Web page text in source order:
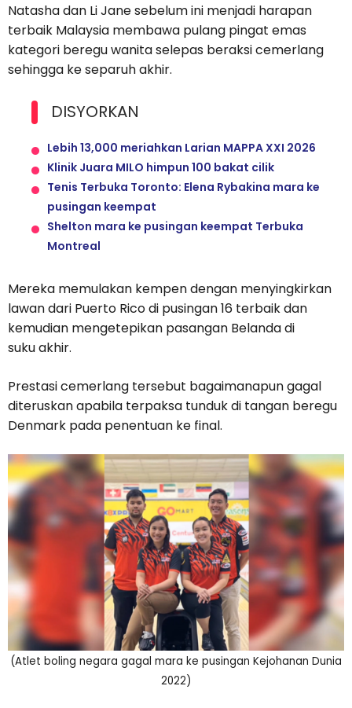
Natasha dan Li Jane sebelum ini menjadi harapan
terbaik Malaysia membawa pulang pingat emas
kategori beregu wanita selepas beraksi cemerlang
sehingga ke separuh akhir.
DISYORKAN
Lebih 13,000 meriahkan Larian MAPPA XXI 2026
Klinik Juara MILO himpun 100 bakat cilik
Tenis Terbuka Toronto: Elena Rybakina mara ke
pusingan keempat
Shelton mara ke pusingan keempat Terbuka
Montreal
Mereka memulakan kempen dengan menyingkirkan
lawan dari Puerto Rico di pusingan 16 terbaik dan
kemudian mengetepikan pasangan Belanda di
suku akhir.
Prestasi cemerlang tersebut bagaimanapun gagal
diteruskan apabila terpaksa tunduk di tangan beregu
Denmark pada penentuan ke final.
(Atlet boling negara gagal mara ke pusingan Kejohanan Dunia
2022)